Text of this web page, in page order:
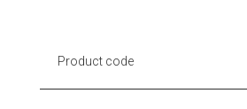
Product code